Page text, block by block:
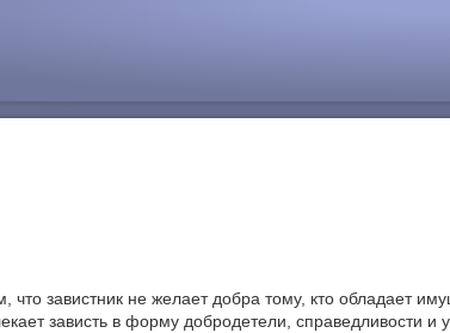
завистник не желает добра тому, кто обладает
зависть в форму добродетели, справедливости